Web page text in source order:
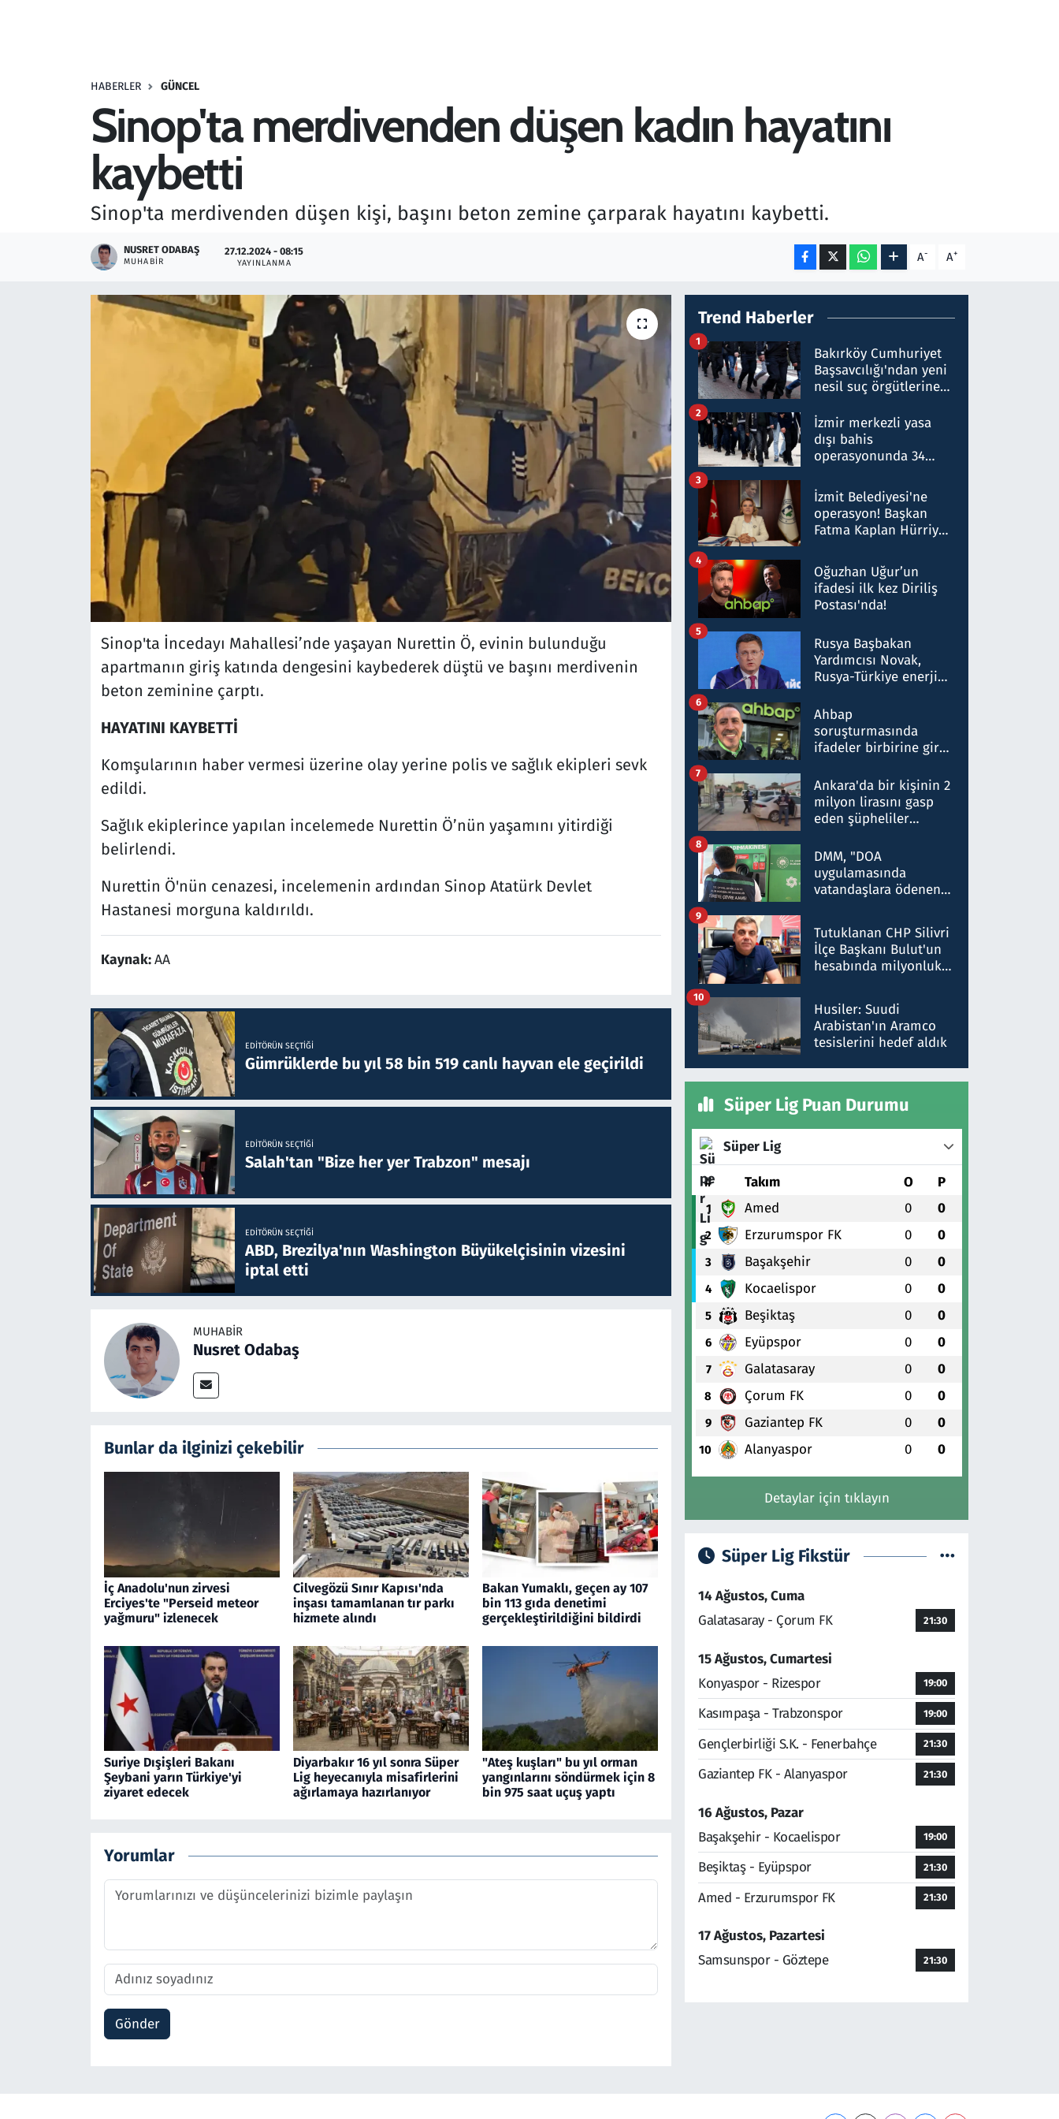
HABERLER GÜNCEL
Sinop'ta merdivenden düşen kadın hayatını
kaybetti
Sinop'ta merdivenden düşen kişi, başını beton zemine çarparak hayatını kaybetti.
NUSRET ODABAŞ
MUHABIR
27.12.2024 - 08:15
YAYINLANMA A- A+
Sinop'ta İncedayı Mahallesi’nde yaşayan Nurettin Ö, evinin bulunduğu
apartmanın giriş katında dengesini kaybederek düştü ve başını merdivenin
beton zeminine çarptı.
HAYATINI KAYBETTİ
Komşularının haber vermesi üzerine olay yerine polis ve sağlık ekipleri sevk
edildi.
Sağlık ekiplerince yapılan incelemede Nurettin Ö’nün yaşamını yitirdiği
belirlendi.
Nurettin Ö'nün cenazesi, incelemenin ardından Sinop Atatürk Devlet
Hastanesi morguna kaldırıldı.
Kaynak:AA
EDITÖRÜN SEÇTIĞI
Gümrüklerde bu yıl 58 bin 519 canlı hayvan ele geçirildi
EDITÖRÜN SEÇTIĞI
Salah'tan "Bize her yer Trabzon" mesajı
EDITÖRÜN SEÇTIĞI
ABD, Brezilya'nın Washington Büyükelçisinin vizesini
iptal etti
MUHABIR
Nusret Odabaş
Bunlar da ilginizi çekebilir
İç Anadolu'nun zirvesi
Erciyes'te "Perseid meteor
yağmuru" izlenecek
Cilvegözü Sınır Kapısı'nda
inşası tamamlanan tır parkı
hizmete alındı
Bakan Yumaklı, geçen ay 107
bin 113 gıda denetimi
gerçekleştirildiğini bildirdi
Suriye Dışişleri Bakanı
Şeybani yarın Türkiye'yi
ziyaret edecek
Diyarbakır 16 yıl sonra Süper
Lig heyecanıyla misafirlerini
ağırlamaya hazırlanıyor
"Ateş kuşları" bu yıl orman
yangınlarını söndürmek için 8
bin 975 saat uçuş yaptı
Yorumlar
Gönder
Trend Haberler
Bakırköy Cumhuriyet
Başsavcılığı'ndan yeni
nesil suç örgütlerine
hakkında gözaltı kararı
1
İzmir merkezli yasa
dışı bahis
operasyonunda 34
Milyar liralık para
trafiği tespit edildi
2
İzmit Belediyesi'ne
operasyon! Başkan
Fatma Kaplan Hürriyet
3
Oğuzhan Uğur’un
ifadesi ilk kez Diriliş
Postası'nda!
4
Rusya Başbakan
Yardımcısı Novak,
Rusya-Türkiye enerji
nitelikte olduğunu
belirtti
5
Ahbap
soruşturmasında
ifadeler birbirine girdi:
ifadelerinden ortaya
çıkan tablo şok etti
6
Ankara'da bir kişinin 2
milyon lirasını gasp
eden şüpheliler
7
DMM, "DOA
uygulamasında
vatandaşlara ödenen
düşürüldüğü" iddiasını
yalanladı
8
Tutuklanan CHP Silivri
İlçe Başkanı Bulut'un
hesabında milyonluk
talimat verdi, ben
gönderdim
9
Husiler: Suudi
Arabistan'ın Aramco
tesislerini hedef aldık
10
Süper Lig Puan Durumu
Süper Lig
# Takım O P
1 Amed 0 0
2 Erzurumspor FK 0 0
3 Başakşehir 0 0
4 Kocaelispor 0 0
5 Beşiktaş 0 0
6 Eyüpspor 0 0
7 Galatasaray 0 0
8 Çorum FK 0 0
9 Gaziantep FK 0 0
10 Alanyaspor 0 0
Detaylar için tıklayın
Süper Lig Fikstür
14 Ağustos, Cuma
Galatasaray - Çorum FK
21:30
15 Ağustos, Cumartesi
Konyaspor - Rizespor
19:00
Kasımpaşa - Trabzonspor 19:00
Gençlerbirliği S.K. - Fenerbahçe 21:30
Gaziantep FK - Alanyaspor 21:30
16 Ağustos, Pazar
Başakşehir - Kocaelispor
19:00
Beşiktaş - Eyüpspor 21:30
Amed - Erzurumspor FK 21:30
17 Ağustos, Pazartesi
Samsunspor - Göztepe
21:30
Savunma Sanayi